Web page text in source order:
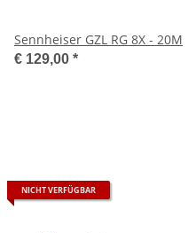
Sennheiser GZL RG 8X - 20M
€ 129,00 *
NICHT VERFÜGBAR